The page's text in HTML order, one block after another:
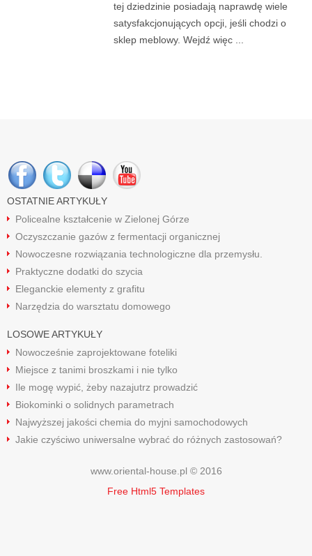
tej dziedzinie posiadają naprawdę wiele
satysfakcjonujących opcji, jeśli chodzi o
sklep meblowy. Wejdź więc ...
OSTATNIE ARTYKUŁY
Policealne kształcenie w Zielonej Górze
Oczyszczanie gazów z fermentacji organicznej
Nowoczesne rozwiązania technologiczne dla przemysłu.
Praktyczne dodatki do szycia
Eleganckie elementy z grafitu
Narzędzia do warsztatu domowego
LOSOWE ARTYKUŁY
Nowocześnie zaprojektowane foteliki
Miejsce z tanimi broszkami i nie tylko
Ile mogę wypić, żeby nazajutrz prowadzić
Biokominki o solidnych parametrach
Najwyższej jakości chemia do myjni samochodowych
Jakie czyściwo uniwersalne wybrać do różnych zastosowań?
www.oriental-house.pl © 2016
Free Html5 Templates